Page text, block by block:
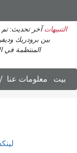
التنبيهات آخر تحديث: تم
المنتظمة في
بيت معلومات عنا